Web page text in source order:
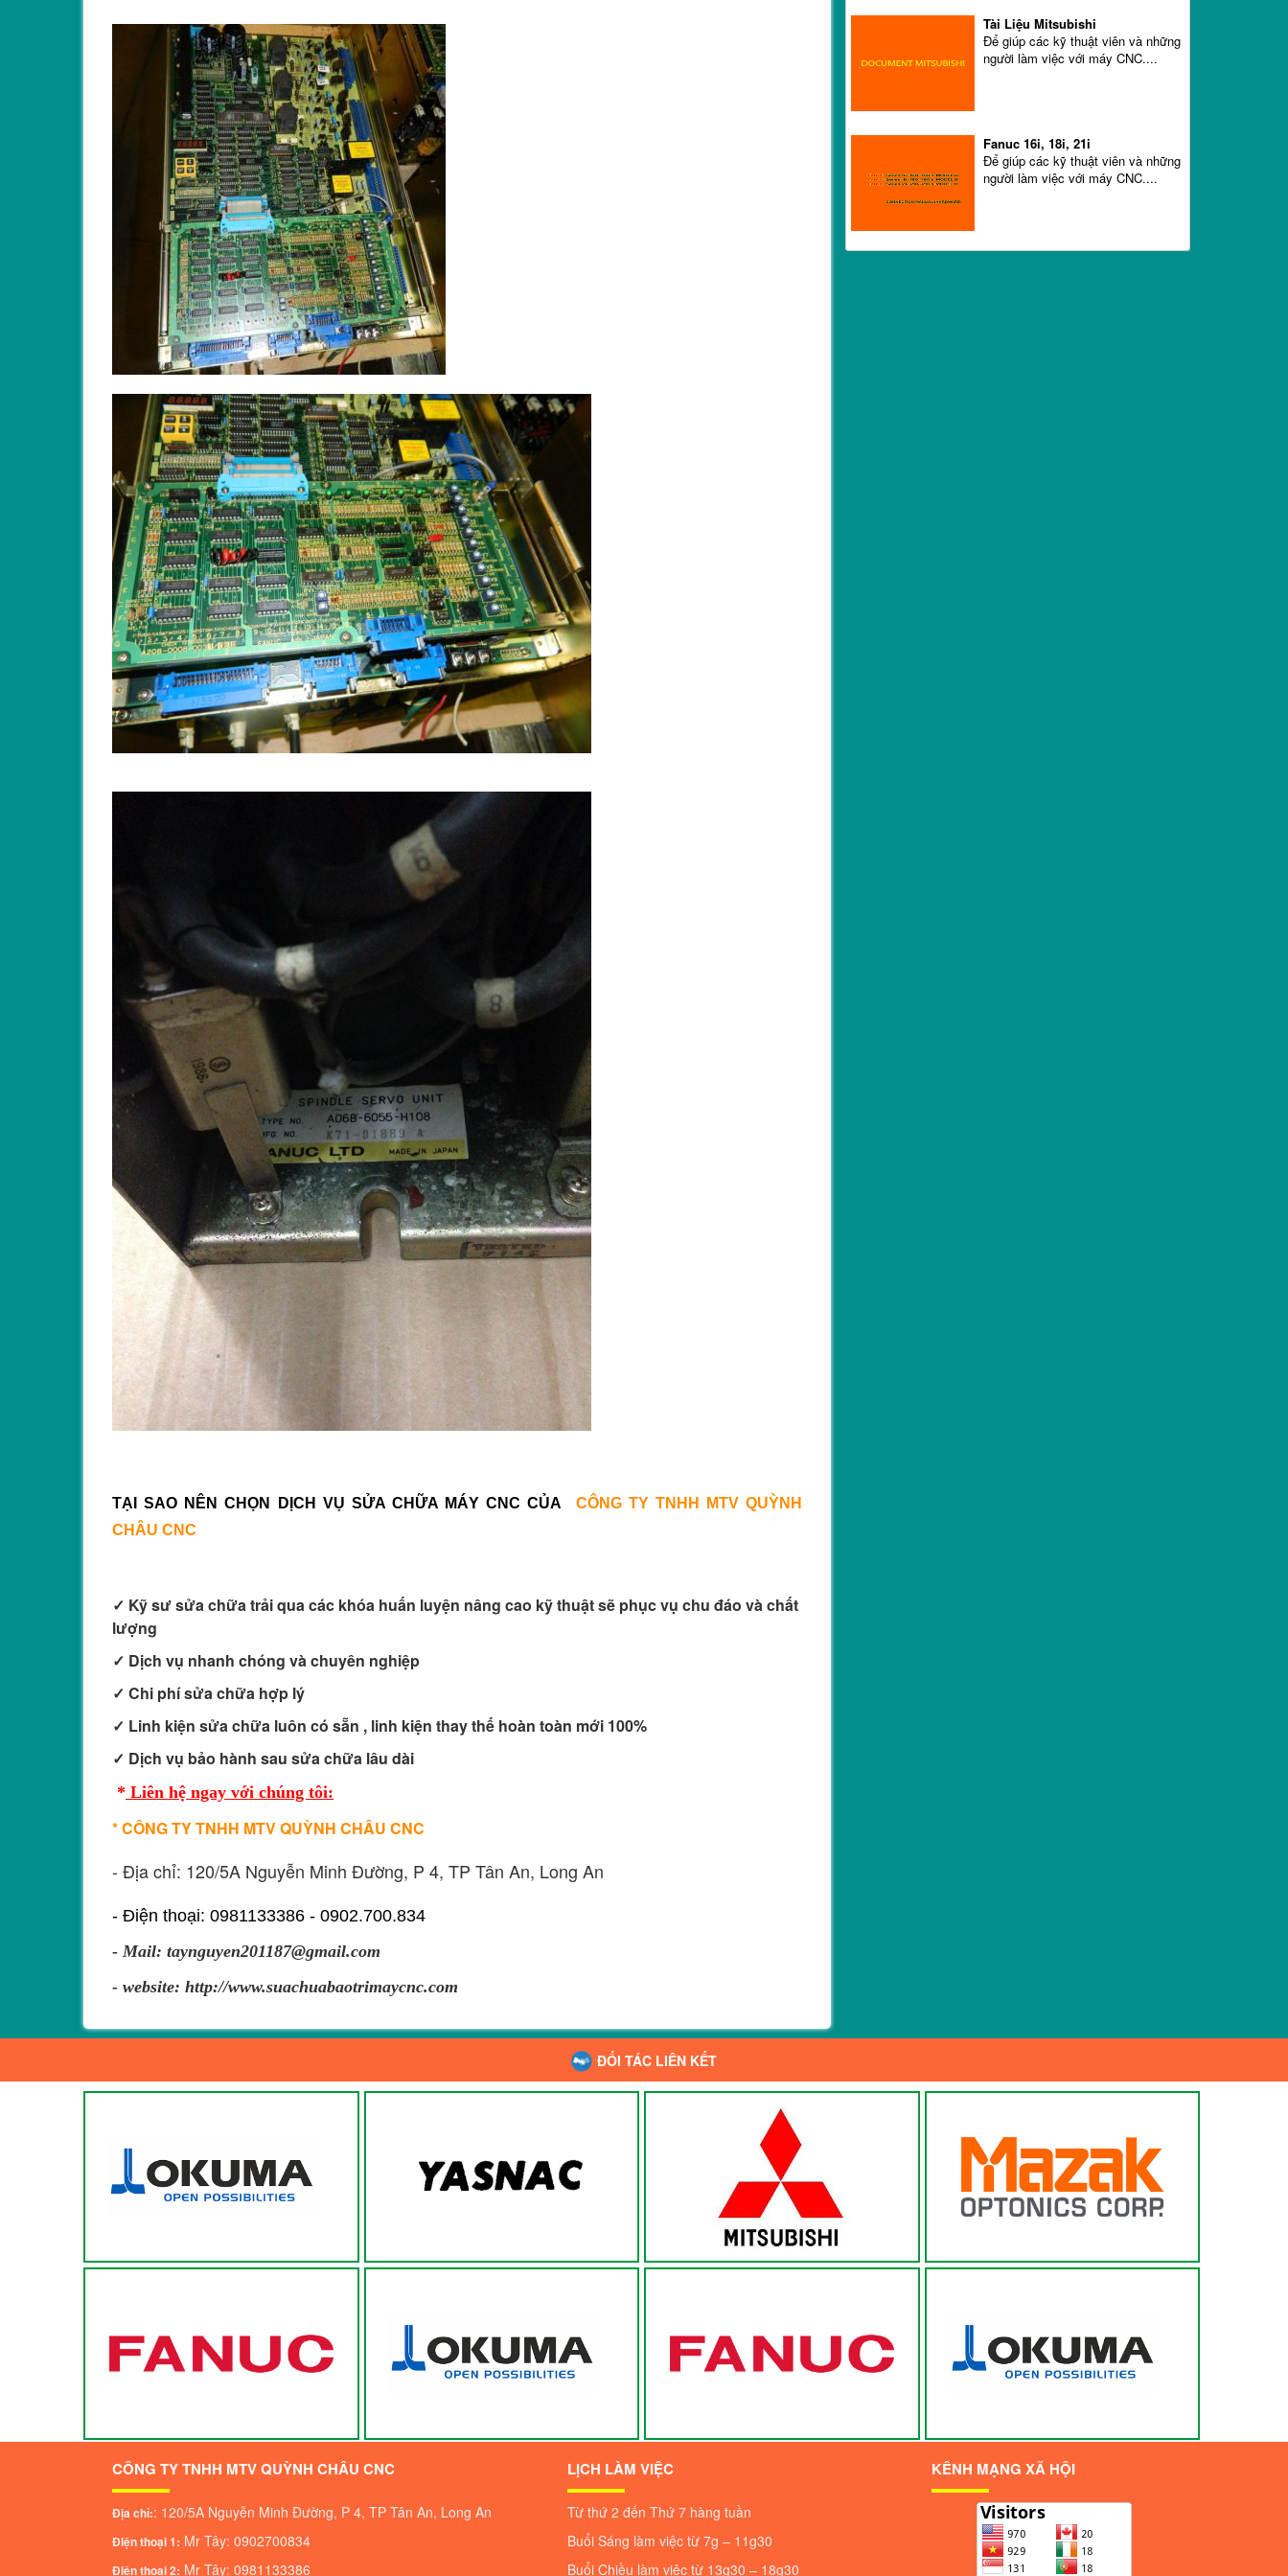
TẠI SAO NÊN CHỌN DỊCH VỤ SỬA CHỮA MÁY CNC CỦA
CÔNG TY TNHH MTV QUỲNH
CHÂU CNC
✓ Kỹ sư sửa chữa trải qua các khóa huấn luyện nâng cao kỹ thuật sẽ phục vụ chu đáo và chất
lượng
✓ Dịch vụ nhanh chóng và chuyên nghiệp
✓ Chi phí sửa chữa hợp lý
✓ Linh kiện sửa chữa luôn có sẵn , linh kiện thay thế hoàn toàn mới 100%
✓ Dịch vụ bảo hành sau sửa chữa lâu dài
* Liên hệ ngay với chúng tôi:
* CÔNG TY TNHH MTV QUỲNH CHÂU CNC
- Địa chỉ: 120/5A Nguyễn Minh Đường, P 4, TP Tân An, Long An
- Điện thoại: 0981133386 - 0902.700.834
- Mail: taynguyen201187@gmail.com
- website: http://www.suachuabaotrimaycnc.com
Tài Liệu Mitsubishi
Để giúp các kỹ thuật viên và những
người làm việc với máy CNC....
Fanuc 16i, 18i, 21i
Để giúp các kỹ thuật viên và những
người làm việc với máy CNC....
ĐỐI TÁC LIÊN KẾT
OKUMA YASNAC MITSUBISHI MAZAK
FANNUC OKUMA FANNUC OKUMA
CÔNG TY TNHH MTV QUỲNH CHÂU CNC
Địa chỉ:: 120/5A Nguyễn Minh Đường, P 4, TP Tân An, Long An
Điện thoại 1: Mr Tây: 0902700834
Điện thoại 2: Mr Tây: 0981133386
LỊCH LÀM VIỆC
Từ thứ 2 đến Thứ 7 hàng tuần
Buổi Sáng làm việc từ 7g – 11g30
Buổi Chiều làm việc từ 13g30 – 18g30
KÊNH MẠNG XÃ HỘI